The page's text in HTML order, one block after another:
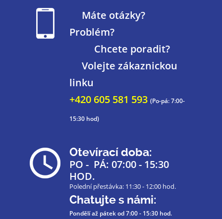
Máte otázky?
Problém?
Chcete poradit?
Volejte zákaznickou
linku
+420 605 581 593 (Po-pá: 7:00-
15:30 hod)
Otevírací doba:
PO - PÁ: 07:00 - 15:30
HOD.
Polední přestávka: 11:30 - 12:00 hod.
Chatujte s námi:
Pondělí až pátekod 7:00 - 15:30 hod.